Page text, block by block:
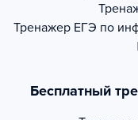
Тренажер ЕГЭ по
Бесплатный